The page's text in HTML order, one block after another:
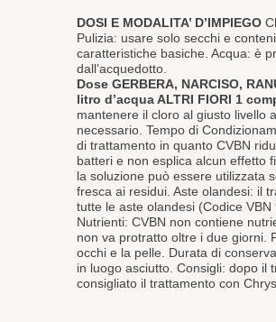
DOSI E MODALITA’ D’IMPIEGO
Pulizia: usare solo secchi e
caratteristiche basiche. Acqua: è
dall’acquedotto.
Dose GERBERA, NARCISO,
litro d’acqua ALTRI FIORI 1
mantenere il cloro al giusto livello
necessario. Tempo di
di trattamento in quanto CVBN
batteri e non esplica alcun effetto
la soluzione può essere utilizzata
fresca ai residui. Aste olandesi: il
tutte le aste olandesi (Codice
Nutrienti: CVBN non contiene
non va protratto oltre i due giorni.
occhi e la pelle. Durata di
in luogo asciutto. Consigli: dopo il
consigliato il trattamento con